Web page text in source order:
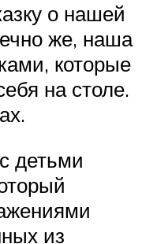
о нашей
же, наша
которые
на столе.
детьми
из